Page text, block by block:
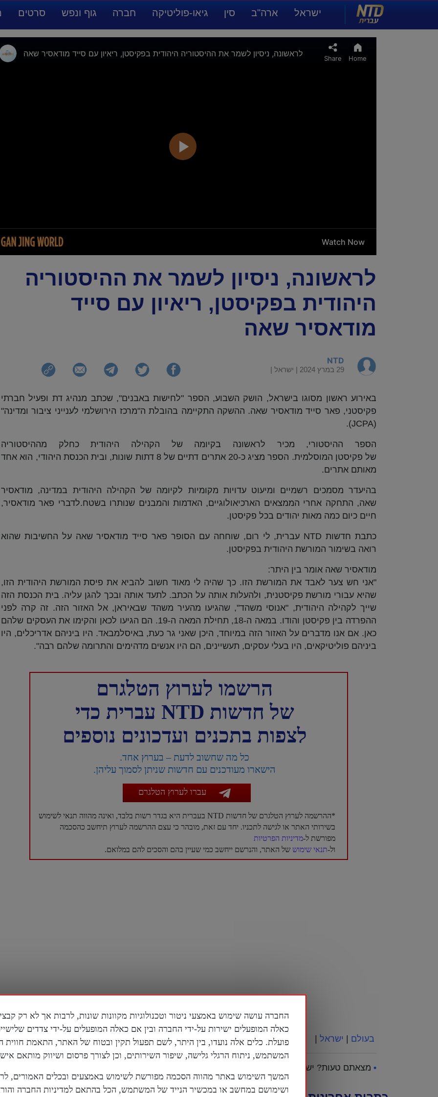
ישראל ארה"ב סין גיאו-פוליטיקה חברה גוף ונפש סרטים
NTD עברית
לראשונה, ניסיון לשמר את ההיסטוריה
היהודית בפקיסטן, ריאיון עם סייד
מודאסיר שאה
NTD
29 במרץ 2024 | | ישראל
באירוע ראשון מסוגו בישראל, הושק השבוע, הספר "לחישות באבנים", שכתב מנהיג דת ופעיל חברתי
פקיסטני, פאר סייד מודאסיר שאה. ההשקה התקיימה בהובלת ה"מרכז הירושלמי לענייני ציבור ומדינה"
(JCPA).
הספר ההיסטורי, מכיר לראשונה בקיומה של הקהילה היהודית כחלק מההיסטוריה
של פקיסטן המוסלמית. הספר מציג כ-20 אתרים דתיים של 8 דתות שונות, ובית הכנסת היהודי, הוא אחד
מאותם אתרים.
בהיעדר מסמכים רשמיים ומיעוט עדויות מקומיות לקיומה של הקהילה היהודית במדינה, מודאסיר
שאה, התחקה אחרי הממצאים הארכיאולוגיים, האדמות והמבנים שנותרו בשטח.לדברי פאר מודאסיר,
חיים כיום כמה מאות יהודים בכל פקיסטן.
כתבת חדשות NTD עברית, לי רום, שוחחה עם הסופר פאר סייד מודאסיר שאה על החשיבות שהוא
רואה בשימור המורשת היהודית בפקיסטן.
מודאסיר שאה אומר בין היתר:
"אני חש צער לאבד את המורשת הזו. כך שהיה לי מאוד חשוב להביא את פיסת המורשת היהודית הזו,
שהיא עבורי מורשת פקיסטנית, ולהעלות אותה על הכתב. לתעד אותה ובכך להגן עליה. בית הכנסת הזה
שייך לקהילה היהודית, "אנוסי משהד", שהגיעו מהעיר משהד שבאיראן, אל האזור הזה. זה קרה לפני
ההפרדה בין פקיסטן והודו. במאה ה-18, תחילת המאה ה-19. הם הגיעו לכאן והקימו את העסקים שלהם
כאן. אם אנו מדברים על האזור הזה במיוחד, היכן שאני גר כעת, באיסלמבאד. היו ביניהם אדריכלים, היו
ביניהם פוליטיקאים, היו בעלי עסקים, תעשיינים, הם היו אנשים מדהימים והתרומה שלהם רבה".
הרשמו לערוץ הטלגרם
של חדשות NTD עברית כדי
לצפות בתכנים ועדכונים נוספים
כל מה שחשוב לדעת – בערוץ אחד.
הישארו מעודכנים עם חדשות שניתן לסמוך עליהן.
עברו לערוץ הטלגרם
*ההרשמה לערוץ הטלגרם של חדשות NTD בעברית היא בגדר רשות בלבד, ואינה מהווה תנאי לשימוש
בשירותי האתר או לגישה לתכניו. יחד עם זאת, מובהר כי עצם ההרשמה לערוץ תיחשב כהסכמה
מפורשת ל-מדיניות הפרטיות
ול-תנאי שימוששל האתר, והנרשם ייחשב כמי שעיין בהם והסכים להם במלואם.
בעולם ישראל
• מצאתם טעות? יש לכם שאלה? תגובה? פנו אלינו דרך
כאלה המופעלים ישירות על-ידי החברה ובין אם כאלה המופעלים על-ידי צדדים
פועלת. כלים אלה נועדו, בין היתר, לשם תפעול תקין ובטוח של האתר, התאמת חווית
המשתמש, ניתוח הרגלי גלישה, שיפור השירותים, וכן לצורך פרסום ושיווק מותאם
המשך השימוש באתר מהווה הסכמה מפורשת לשימוש באמצעים ובכלים האמורים,
ושימושם במחשב או במכשיר הנייד של המשתמש, הכל בהתאם למדיניות החברה